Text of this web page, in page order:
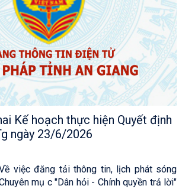
Kế hoạch thực hiện Quyết định
ngày 23/6/2026
việc đăng tải thông tin, lịch phát sóng
mụ c "Dân hỏi - Chính quyền trả lời"